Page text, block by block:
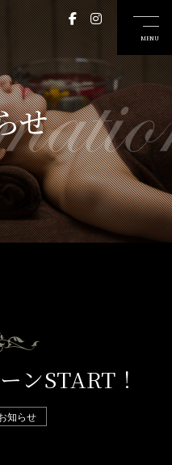
せ
ンSTART！
知らせ